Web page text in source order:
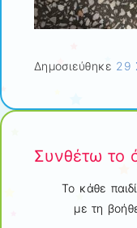
Δημοσιεύθηκε 29
Συνθέτω το
Το κάθε
με τη